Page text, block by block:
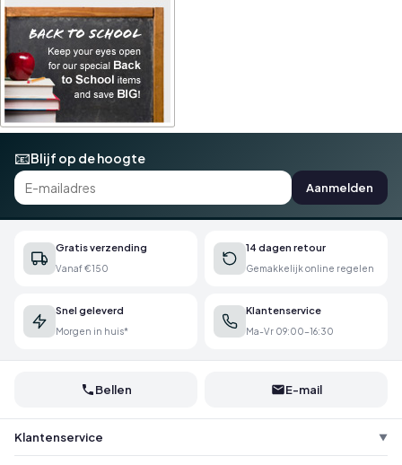
📧Blijf op de hoogte
Aanmelden
Gratis verzending
Vanaf €150
14 dagen retour
Gemakkelijk online regelen
Snel geleverd
Morgen in huis*
Klantenservice
Ma-Vr 09:00-16:30
Bellen E-mail
Klantenservice ▼